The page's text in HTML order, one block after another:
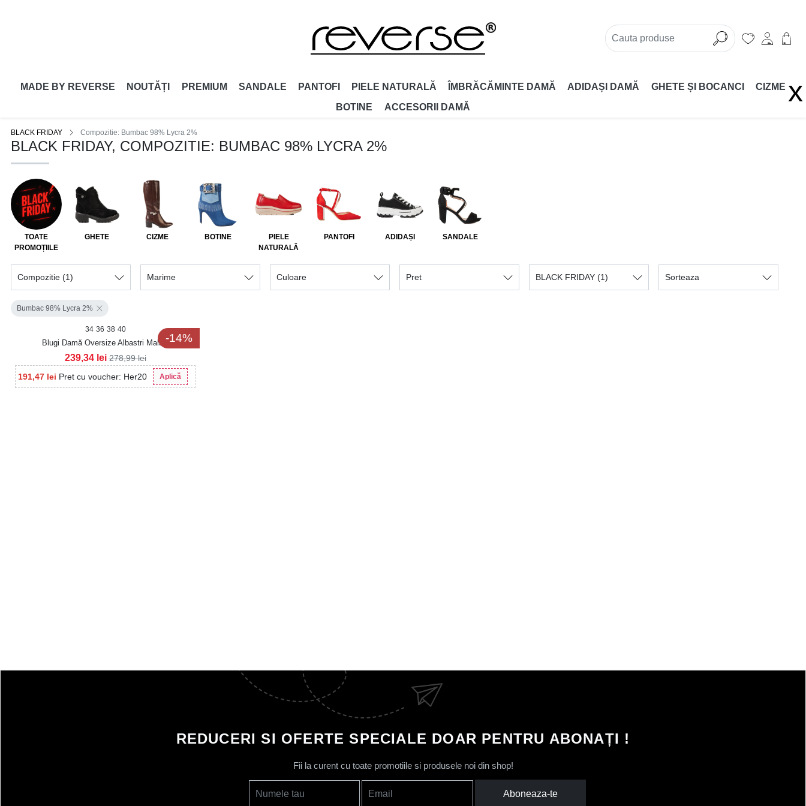
x
MADE BY REVERSE NOUTĂȚI PREMIUM SANDALE PANTOFI PIELE NATURALĂ ÎMBRĂCĂMINTE DAMĂ ADIDAȘI DAMĂ GHETE ȘI BOCANCI
CIZME
BOTINE
ACCESORII DAMǍ
BLACK FRIDAY Compozitie: Bumbac 98% Lycra 2%
BLACK FRIDAY, COMPOZITIE: BUMBAC 98% LYCRA 2%
TOATE
PROMOȚIILE
GHETE CIZME BOTINE
PIELE
NATURALĂ
PANTOFI ADIDAȘI SANDALE
Compozitie (1) Marime Culoare Pret BLACK FRIDAY (1) Sorteaza
Bumbac 98% Lycra 2%
-14%
34 36 38 40
Blugi Damă Oversize Albastri Malani
191,47 lei Pret cu voucher: Her20 Aplică
239,34 lei 278,99lei
REDUCERI SI OFERTE SPECIALE DOAR PENTRU ABONAȚI !
Fii la curent cu toate promotiile si produsele noi din shop!
Numele tau Email Aboneaza-te